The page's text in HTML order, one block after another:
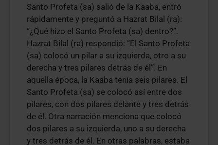
Santo Profeta (sa) salió de la Kaaba, entró
rápidamente y preguntó a Hazrat Bilal (ra):
“¿Qué hizo el Santo Profeta (sa) dentro?”.
Hazrat Bilal (ra) respondió: “El Santo Profeta
(sa) colocó un pilar a su izquierda, otro a su
derecha y tres pilares detrás de él”. En
aquella época, la Kaaba tenía seis pilares. El
Santo Profeta (sa) se colocó así entre dos
pilares, con dos pilares delante y tres detrás
de él. Otra narración menciona que colocó
dos pilares a su izquierda, uno a su derecha
y tres detrás de él. En otras palabras, estaba